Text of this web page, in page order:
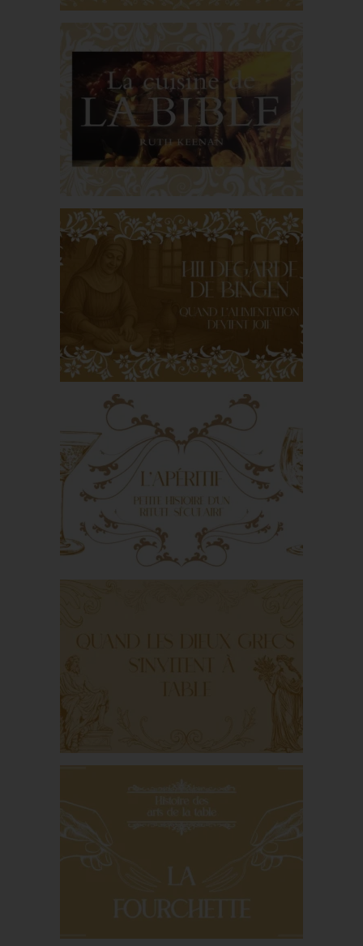
Aux origines du
service : quand les
gestes s’organisent
La cuisine de la Bible
de Ruth Keenan
Sainte Hildegarde de
Bingen : quand
l’alimentation devient
joie
Quand les dieux grecs
s’invitent à table